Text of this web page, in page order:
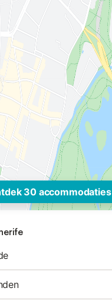
30 accommodaties